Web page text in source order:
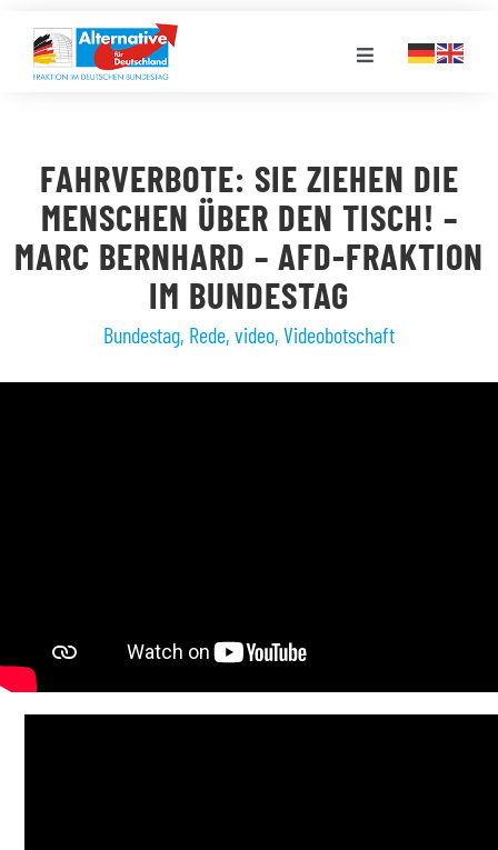
Inhalt
springen
Toggle
LANDESGRUPPEN
VERANSTALTUNGEN
FAHRVERBOTE: SIE ZIEHEN DIE
MENSCHEN ÜBER DEN TISCH! –
MARC BERNHARD – AFD-FRAKTION
IM BUNDESTAG
Bundestag, Rede, video, Videobotschaft